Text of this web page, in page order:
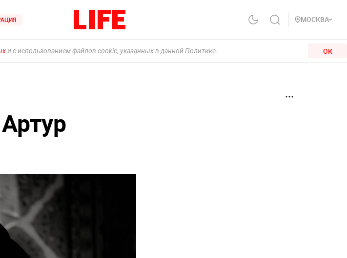
МОСКВА
и с использованием файлов cookie, указанных в данной Политике. ОК